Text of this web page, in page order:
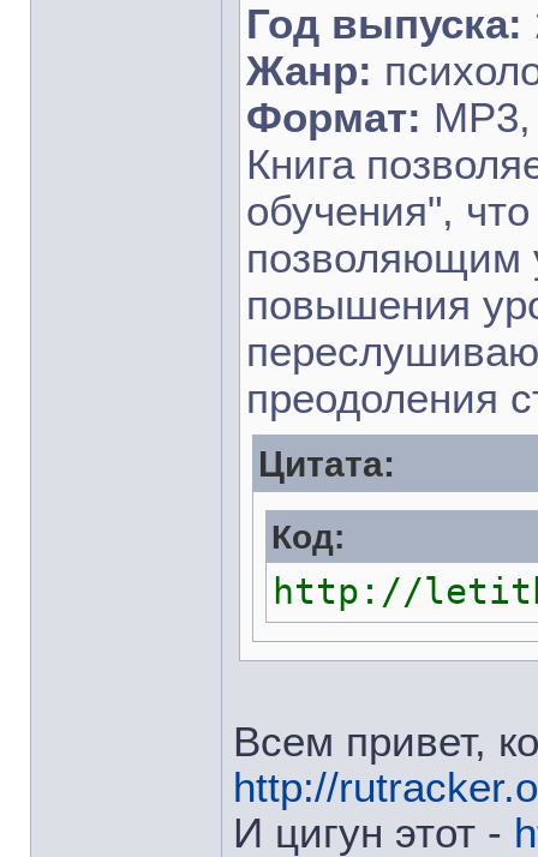
Год выпуска:
Жанр:
Формат:
Книга
обучения",
позволяющим
повышения
преодоления
Цитата:
Код:
http://
Всем привет,
http://
И цигун этот -